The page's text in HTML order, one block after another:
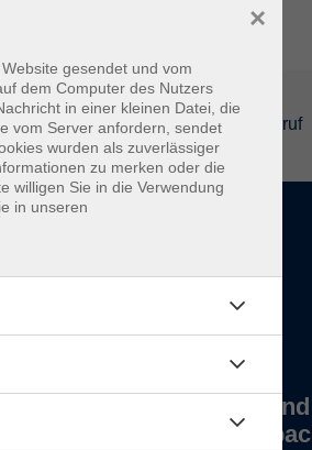
AGB und Widerruf
Wir
gesendet und vom
dem Computer des Nutzers
in einer kleinen Datei, die
vom Server anfordern, sendet
wurden als zuverlässiger
zu merken oder die
willigen Sie in die Verwendung
in unseren
×